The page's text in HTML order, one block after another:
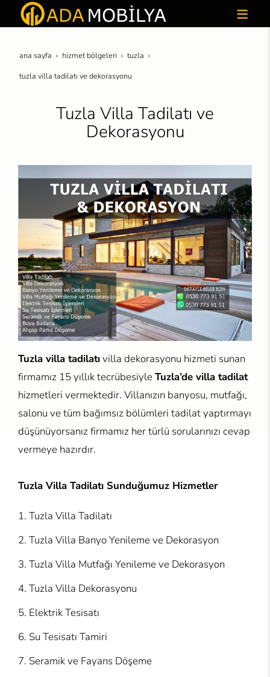
ana sayfa hi̇zmet bölgeleri̇
tuzla
tuzla villa tadilatı ve dekorasyonu
Tuzla Villa Tadilatı ve
Dekorasyonu
Tuzla villa tadilatıvilla dekorasyonu hizmeti sunan
firmamız 15 yıllık tecrübesiyle Tuzla’de villa tadilat
hizmetleri vermektedir. Villanızın banyosu, mutfağı,
salonu ve tüm bağımsız bölümleri tadilat yaptırmayı
düşünüyorsanız firmamız her türlü sorularınızı cevap
vermeye hazırdır.
Tuzla Villa Tadilatı Sunduğumuz Hizmetler
Tuzla Villa Tadilatı
Tuzla Villa Banyo Yenileme ve Dekorasyon
Tuzla Villa Mutfağı Yenileme ve Dekorasyon
Tuzla Villa Dekorasyonu
Elektrik Tesisatı
Su Tesisatı Tamiri
Seramik ve Fayans Döşeme